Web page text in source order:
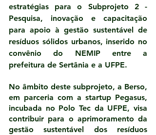
estratégias para o Subprojeto 2 -
Pesquisa, inovação e capacitação
para apoio à gestão sustentável de
resíduos sólidos urbanos, inserido no
convênio do NEMIP entre a
prefeitura de Sertânia e a UFPE.
No âmbito deste subprojeto, a Berso,
em parceria com a startup Pegasus,
incubada no Polo Tec da UFPE, visa
contribuir para o aprimoramento da
gestão sustentável dos resíduos